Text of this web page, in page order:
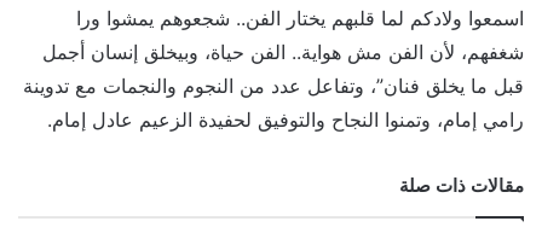
اسمعوا ولادكم لما قلبهم يختار الفن.. شجعوهم يمشوا ورا
شغفهم، لأن الفن مش هواية.. الفن حياة، وبيخلق إنسان أجمل
قبل ما يخلق فنان”، وتفاعل عدد من النجوم والنجمات مع تدوينة
رامي إمام، وتمنوا النجاح والتوفيق لحفيدة الزعيم عادل إمام.
مقالات ذات صلة